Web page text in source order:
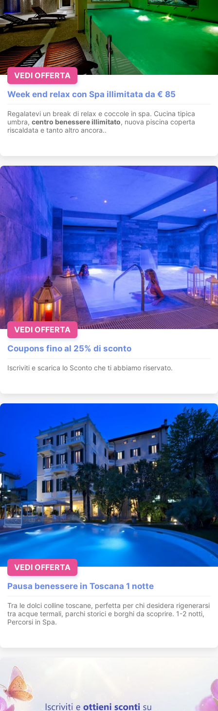
Week end relax con Spa illimitata da € 85
Regalatevi un break di relax e coccole in spa. Cucina tipica
umbra, centro benessere illimitato, nuova piscina coperta
riscaldata e tanto altro ancora..
VEDI OFFERTA
Coupons fino al 25% di sconto
Iscriviti e scarica lo Sconto che ti abbiamo riservato.
VEDI OFFERTA
Pausa benessere in Toscana 1 notte
Tra le dolci colline toscane, perfetta per chi desidera rigenerarsi
tra acque termali, parchi storici e borghi da scoprire. 1-2 notti,
Percorsi in Spa.
VEDI OFFERTA